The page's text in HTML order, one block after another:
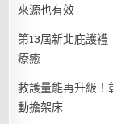
來源也有效
第13屆新北庇護
療癒
救護量能再升級
動擔架床